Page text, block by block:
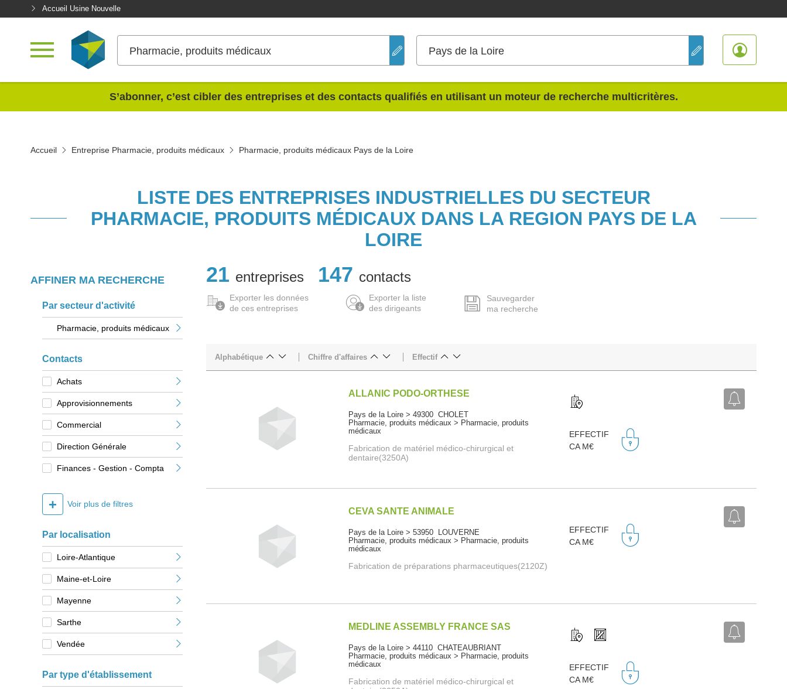
Accueil Usine Nouvelle
Pharmacie, produits médicaux Pays de la Loire
S’abonner, c’est cibler des entreprises et des contacts qualifiés en utilisant un moteur de recherche multicritères.
Accueil Entreprise Pharmacie, produits médicaux Pharmacie, produits médicaux Pays de la Loire
LISTE DES ENTREPRISES INDUSTRIELLES DU SECTEUR
PHARMACIE, PRODUITS MÉDICAUX DANS LA REGION PAYS DE LA
LOIRE
AFFINER MA RECHERCHE
Par secteur d'activité
Pharmacie, produits médicaux
Contacts
Achats
Approvisionnements
Commercial
Direction Générale
Finances - Gestion - Compta
+ Voir plus de filtres
Par localisation
Loire-Atlantique
Maine-et-Loire
Mayenne
Sarthe
Vendée
Par type d'établissement
21 entreprises 147 contacts
Exporter les données
de ces entreprises
Exporter la liste
des dirigeants
Sauvegarder
ma recherche
Alphabétique Chiffre d'affaires Effectif
ALLANIC PODO-ORTHESE
Pays de la Loire > 49300 CHOLET
Pharmacie, produits médicaux > Pharmacie, produits
médicaux
Fabrication de matériel médico-chirurgical et
dentaire(3250A)
EFFECTIF
CA M€
CEVA SANTE ANIMALE
Pays de la Loire > 53950 LOUVERNE
Pharmacie, produits médicaux > Pharmacie, produits
médicaux
Fabrication de préparations pharmaceutiques(2120Z)
EFFECTIF
CA M€
MEDLINE ASSEMBLY FRANCE SAS
Pays de la Loire > 44110 CHATEAUBRIANT
Pharmacie, produits médicaux > Pharmacie, produits
médicaux
Fabrication de matériel médico-chirurgical et
EFFECTIF
CA M€